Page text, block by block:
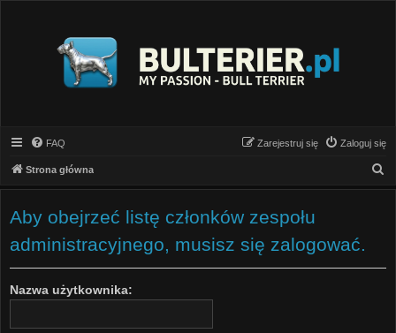
FAQ Zaloguj się
Zarejestruj się
Strona główna
z
Aby obejrzeć listę członków zespołu
administracyjnego, musisz się zalogować.
Nazwa użytkownika: